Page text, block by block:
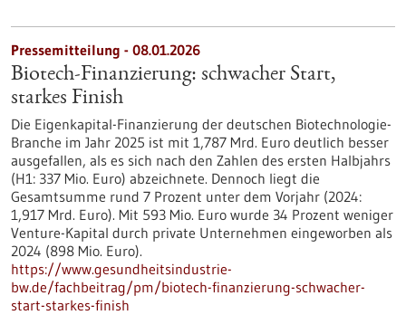
Pressemitteilung - 08.01.2026
Biotech-Finanzierung: schwacher Start,
starkes Finish
Die Eigenkapital-Finanzierung der deutschen Biotechnologie-
Branche im Jahr 2025 ist mit 1,787 Mrd. Euro deutlich besser
ausgefallen, als es sich nach den Zahlen des ersten Halbjahrs
(H1: 337 Mio. Euro) abzeichnete. Dennoch liegt die
Gesamtsumme rund 7 Prozent unter dem Vorjahr (2024:
1,917 Mrd. Euro). Mit 593 Mio. Euro wurde 34 Prozent weniger
Venture-Kapital durch private Unternehmen eingeworben als
2024 (898 Mio. Euro).
https://www.gesundheitsindustrie-
bw.de/fachbeitrag/pm/biotech-finanzierung-schwacher-
start-starkes-finish